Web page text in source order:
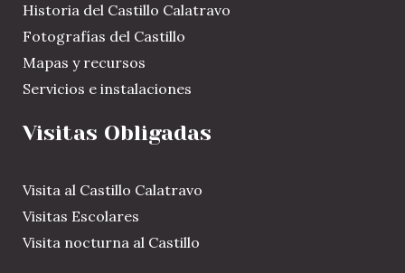
Historia del Castillo Calatravo
Fotografías del Castillo
Mapas y recursos
Servicios e instalaciones
Visitas Obligadas
Visita al Castillo Calatravo
Visitas Escolares
Visita nocturna al Castillo